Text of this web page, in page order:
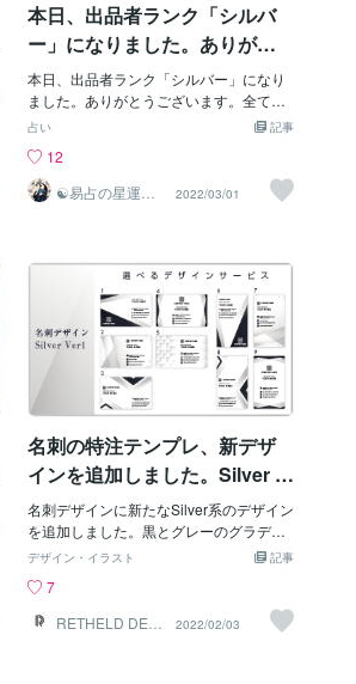
本日、出品者ランク「シルバ
ー」になりました。ありがと
うございます。
本日、出品者ランク「シルバー」になり
ました。ありがとうございます。全て皆
様のおかげです。今年の1月１日よりココ
日3月1日にシルバーを頂きました。今後
も精進します。今後もどうぞ宜しくお願
いします。
記事
占い
12
☯易占の星運河
2022/03/01
名刺の特注テンプレ、新デザ
インを追加しました。Silver v
er1
名刺デザインに新たなSilver系のデザイン
を追加しました。黒とグレーのグラデー
ションがとてもスタイリッシュです。少
は、上品さを感じますね。重すぎない黒
は、割と使い勝手が良く、引き締め効果
で黒を使ったりしますが、少し薄めるこ
記事
デザイン・イラスト
7
RETHELD DESI
2022/02/03